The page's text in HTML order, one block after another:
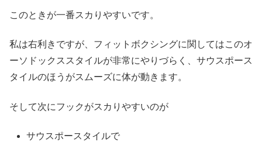
このときが一番スカりやすいです。
私は右利きですが、フィットボクシングに関してはこのオ
ーソドックススタイルが非常にやりづらく、サウスポース
タイルのほうがスムーズに体が動きます。
そして次にフックがスカりやすいのが
サウスポースタイルで